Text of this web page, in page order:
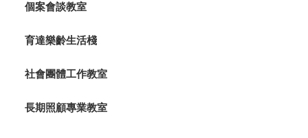
個案會談教室
育達樂齡生活棧
社會團體工作教室
長期照顧專業教室